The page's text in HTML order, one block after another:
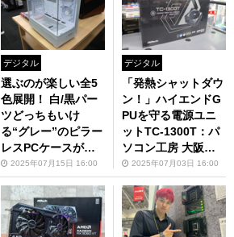
デジタル
選ぶのが楽しい全5
色展開！ 白/黒パー
ツどっちもいけ
る“グレー”のピラー
レスPCケースが新
登場：ドスパラ大
阪・なんば店
2025年07月15日 16:00
デジタル
「発熱シャットダウ
ン！」ハイエンドG
PUを守る電源ユニ
ットTC-1300T：パ
ソコン工房 大阪日
本橋店
2025年07月03日 16:00